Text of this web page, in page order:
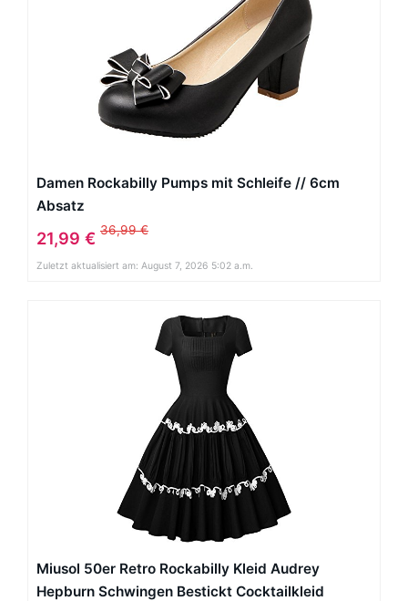
Damen Rockabilly Pumps mit Schleife // 6cm
Absatz
21,99 € 36,99 €
Zuletzt aktualisiert am: August 7, 2026 5:02 a.m.
Miusol 50er Retro Rockabilly Kleid Audrey
Hepburn Schwingen Bestickt Cocktailkleid